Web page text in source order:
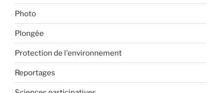
Photo
Plongée
Protection de l'environnement
Reportages